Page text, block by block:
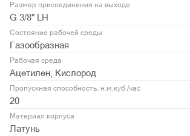
Размер присоединения на выходе
G 3/8" LH
Состояние рабочей среды
Газообразная
Рабочая среда
Ацетилен, Кислород
Пропускная способность, н.м.куб./час
20
Материал корпуса
Латунь